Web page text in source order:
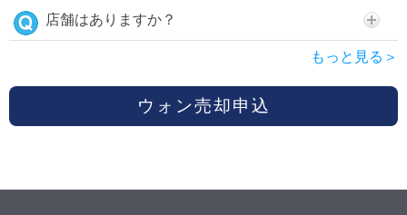
店舗はありますか？
もっと見る＞
ウォン売却申込